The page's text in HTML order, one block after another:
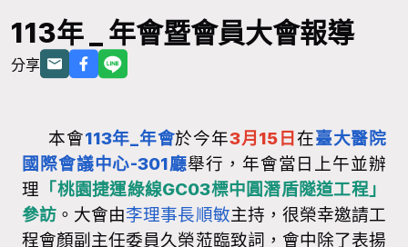
113年 _ 年會暨會員大會報導
分享
本會113年_年會於今年3月15日 在臺大醫院
國際會議中心-301廳舉行，年會當日上午並辦
理 「桃園捷運綠線GC03標中圓潛盾隧道工程」
參訪 。大會由李理事長順敏主持，很榮幸邀請工
程會顏副主任委員久榮蒞臨致詞，會中除了表揚